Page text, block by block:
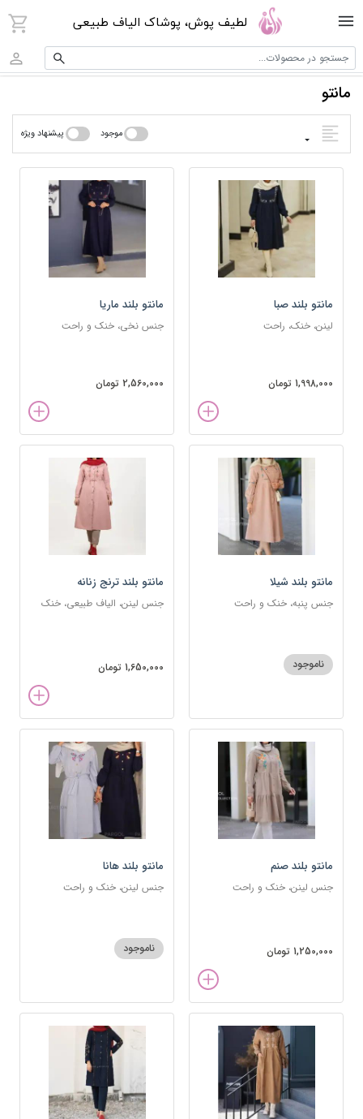
لطیف پوش، پوشاک الیاف طبیعی
جستجو در محصولات...
مانتو
موجود پیشنهاد ویژه
مانتو بلند صبا
لینن، خنک، راحت
1,998,000 تومان
مانتو بلند ماریا
جنس نخی، خنک و راحت
2,560,000 تومان
مانتو بلند شیلا
جنس پنبه، خنک و راحت
ناموجود
مانتو بلند ترنج زنانه
جنس لینن، الیاف طبیعی، خنک
1,650,000 تومان
مانتو بلند صنم
جنس لینن، خنک و راحت
1,250,000 تومان
مانتو بلند هانا
جنس لینن، خنک و راحت
ناموجود